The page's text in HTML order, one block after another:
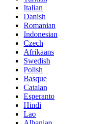
Italian
Danish
Romanian
Indonesian
Czech
Afrikaans
Swedish
Polish
Basque
Catalan
Esperanto
Hindi
Lao